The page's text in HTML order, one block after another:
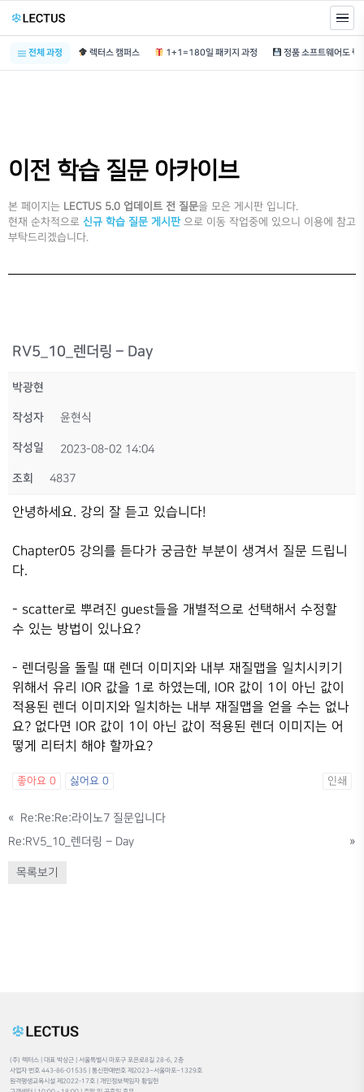
전체 과정 렉터스 캠퍼스 1+1=180일 패키지 과정
이전 학습 질문 아카이브
본 페이지는 LECTUS 5.0 업데이트 전 질문을 모은 게시판 입니다.
현재 순차적으로 신규 학습 질문 게시판 으로 이동 작업중에 있으니 이용에 참고
부탁드리겠습니다.
RV5_10_렌더링 – Day
박광현
작성자 윤현식
작성일 2023-08-02 14:04
조회 4837
안녕하세요. 강의 잘 듣고 있습니다!
Chapter05 강의를 듣다가 궁금한 부분이 생겨서 질문 드립니
다.
- scatter로 뿌려진 guest들을 개별적으로 선택해서 수정할
수 있는 방법이 있나요?
- 렌더링을 돌릴 때 렌더 이미지와 내부 재질맵을 일치시키기
위해서 유리 IOR 값을 1로 하였는데, IOR 값이 1이 아닌 값이
적용된 렌더 이미지와 일치하는 내부 재질맵을 얻을 수는 없나
요? 없다면 IOR 값이 1이 아닌 값이 적용된 렌더 이미지는 어
떻게 리터치 해야 할까요?
좋아요 0 싫어요 0 인쇄
« Re:Re:Re:라이노7 질문입니다
Re:RV5_10_렌더링 – Day
»
목록보기